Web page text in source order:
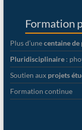
Formation
Plus d’unecentaine de
Pluridisciplinaire:
Soutien aux projets
Formation continue